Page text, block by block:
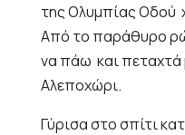
της Ολυμπίας Οδού
Από το παράθυρο
να πάω και
Αλεποχώρι.
Γύρισα στο σπίτι